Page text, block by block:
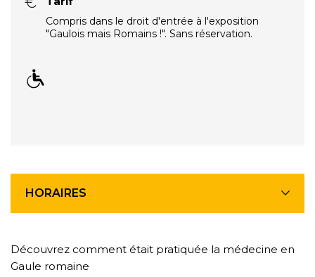
Compris dans le droit d'entrée à l'exposition
"Gaulois mais Romains !". Sans réservation.
HORAIRES
Découvrez comment était pratiquée la médecine en
Gaule romaine